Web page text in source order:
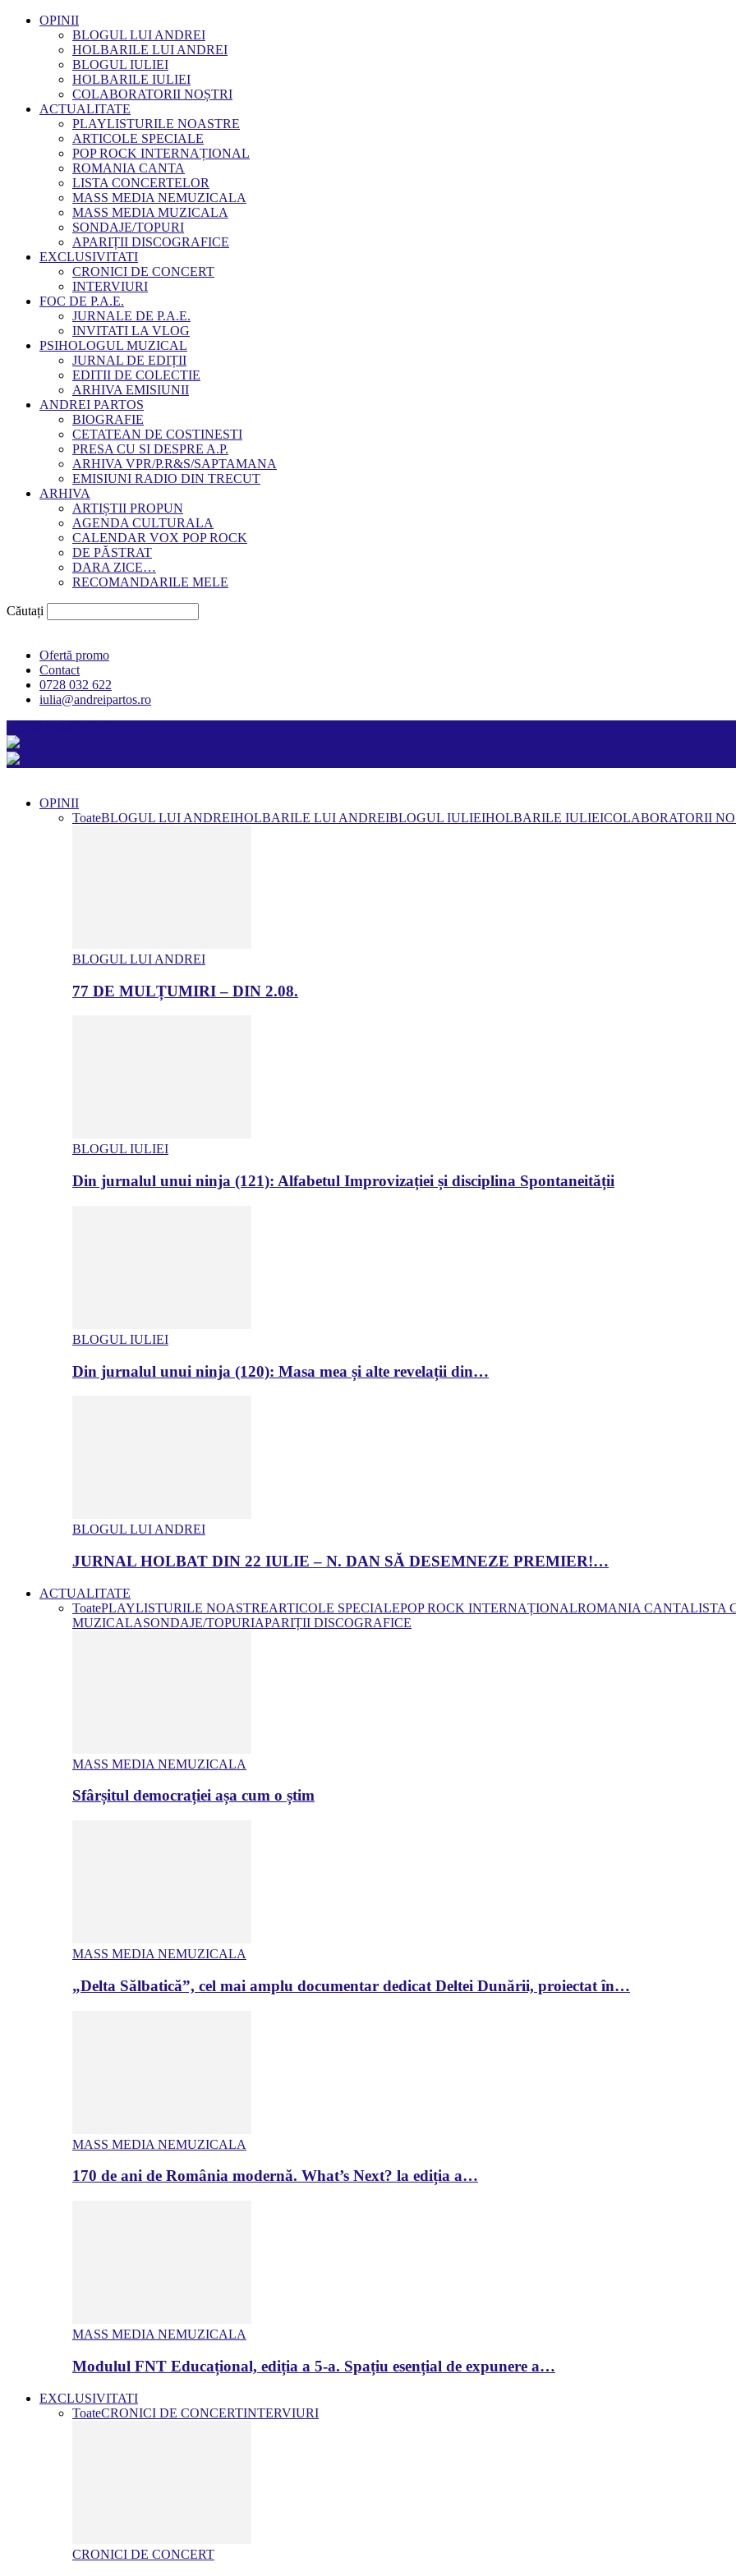
OPINII
BLOGUL LUI ANDREI
HOLBARILE LUI ANDREI
BLOGUL IULIEI
HOLBARILE IULIEI
COLABORATORII NOȘTRI
ACTUALITATE
PLAYLISTURILE NOASTRE
ARTICOLE SPECIALE
POP ROCK INTERNAȚIONAL
ROMANIA CANTA
LISTA CONCERTELOR
MASS MEDIA NEMUZICALA
MASS MEDIA MUZICALA
SONDAJE/TOPURI
APARIȚII DISCOGRAFICE
EXCLUSIVITATI
CRONICI DE CONCERT
INTERVIURI
FOC DE P.A.E.
JURNALE DE P.A.E.
INVITATI LA VLOG
PSIHOLOGUL MUZICAL
JURNAL DE EDIȚII
EDITII DE COLECTIE
ARHIVA EMISIUNII
ANDREI PARTOS
BIOGRAFIE
CETATEAN DE COSTINESTI
PRESA CU SI DESPRE A.P.
ARHIVA VPR/P.R&S/SAPTAMANA
EMISIUNI RADIO DIN TRECUT
ARHIVA
ARTIȘTII PROPUN
AGENDA CULTURALA
CALENDAR VOX POP ROCK
DE PĂSTRAT
DARA ZICE…
RECOMANDARILE MELE
Căutați
Ofertă promo
Contact
0728 032 622
iulia@andreipartos.ro
OPINII
ToateBLOGUL LUI ANDREIHOLBARILE LUI ANDREIBLOGUL IULIEIHOLBARILE IULIEICOLABORATORII
BLOGUL LUI ANDREI
77 DE MULȚUMIRI – DIN 2.08.
BLOGUL IULIEI
Din jurnalul unui ninja (121): Alfabetul Improvizației și disciplina Spontaneității
BLOGUL IULIEI
Din jurnalul unui ninja (120): Masa mea și alte revelații din…
BLOGUL LUI ANDREI
JURNAL HOLBAT DIN 22 IULIE – N. DAN SĂ DESEMNEZE PREMIER!…
ACTUALITATE
ToatePLAYLISTURILE NOASTREARTICOLE SPECIALEPOP ROCK INTERNAȚIONALROMANIA CANTALISTA
MUZICALASONDAJE/TOPURIAPARIȚII DISCOGRAFICE
MASS MEDIA NEMUZICALA
Sfârșitul democrației așa cum o știm
MASS MEDIA NEMUZICALA
„Delta Sălbatică”, cel mai amplu documentar dedicat Deltei Dunării, proiectat în…
MASS MEDIA NEMUZICALA
170 de ani de România modernă. What’s Next? la ediția a…
MASS MEDIA NEMUZICALA
Modulul FNT Educațional, ediția a 5-a. Spațiu esențial de expunere a…
EXCLUSIVITATI
ToateCRONICI DE CONCERTINTERVIURI
CRONICI DE CONCERT